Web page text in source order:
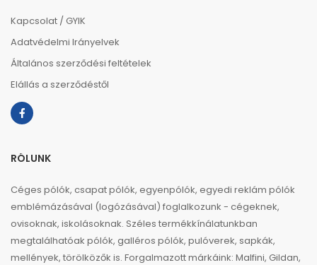
Kapcsolat / GYIK
Adatvédelmi Irányelvek
Általános szerződési feltételek
Elállás a szerződéstől
RÓLUNK
Céges pólók, csapat pólók, egyenpólók, egyedi reklám pólók
emblémázásával (logózásával) foglalkozunk - cégeknek,
ovisoknak, iskolásoknak. Széles termékkínálatunkban
megtalálhatóak pólók, galléros pólók, pulóverek, sapkák,
mellények, törölközők is. Forgalmazott márkáink: Malfini, Gildan,